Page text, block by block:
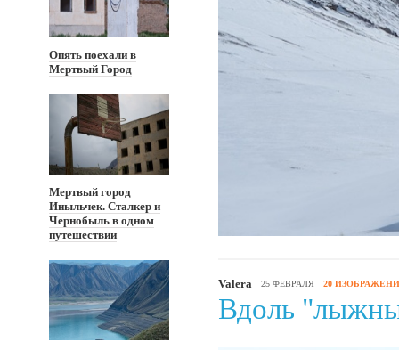
Опять поехали в
Мертвый Город
Мертвый город
Иныльчек. Сталкер и
Чернобыль в одном
путешествии
Valera 25 ФЕВРАЛЯ 20
Вдоль